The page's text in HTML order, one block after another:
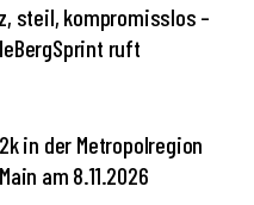
steil, kompromisslos –
ruft
in der Metropolregion
am 8.11.2026